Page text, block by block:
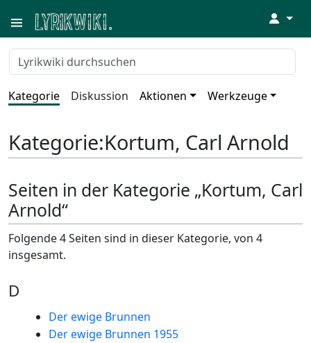
↓
Kategorie Diskussion Aktionen Werkzeuge
Kategorie:Kortum, Carl Arnold
Seiten in der Kategorie „Kortum, Carl
Arnold“
Folgende 4 Seiten sind in dieser Kategorie, von 4
insgesamt.
D
Der ewige Brunnen
Der ewige Brunnen 1955